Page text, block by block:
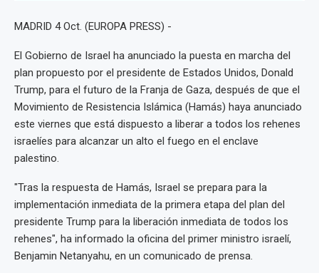
MADRID 4 Oct. (EUROPA PRESS) -
El Gobierno de Israel ha anunciado la puesta en marcha del
plan propuesto por el presidente de Estados Unidos, Donald
Trump, para el futuro de la Franja de Gaza, después de que el
Movimiento de Resistencia Islámica (Hamás) haya anunciado
este viernes que está dispuesto a liberar a todos los rehenes
israelíes para alcanzar un alto el fuego en el enclave
palestino.
"Tras la respuesta de Hamás, Israel se prepara para la
implementación inmediata de la primera etapa del plan del
presidente Trump para la liberación inmediata de todos los
rehenes", ha informado la oficina del primer ministro israelí,
Benjamin Netanyahu, en un comunicado de prensa.